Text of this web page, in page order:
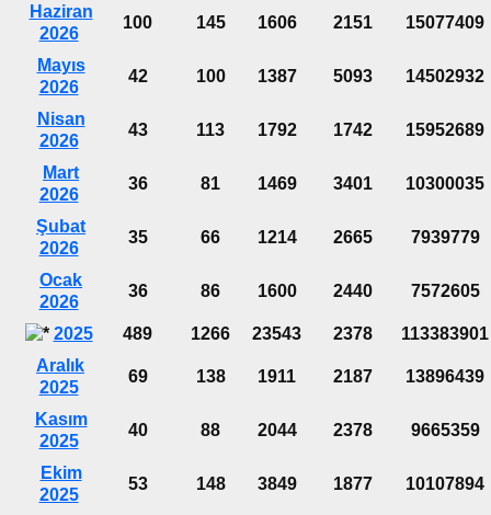
Haziran
2026
100 145 1606 2151 15077409
Mayıs
2026
42 100 1387 5093 14502932
Nisan
2026
43 113 1792 1742 15952689
Mart
2026
36 81 1469 3401 10300035
Şubat
2026
35 66 1214 2665 7939779
Ocak
2026
36 86 1600 2440 7572605
2025 489 1266 23543 2378
113383901
Aralık
2025
69 138 1911 2187 13896439
Kasım
2025
40 88 2044 2378 9665359
Ekim
2025
53 148 3849 1877 10107894